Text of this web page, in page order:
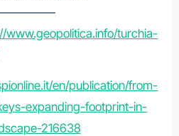
www.geopolitica.info/turchia-
en/publication/from-
expanding-footprint-in-
216638